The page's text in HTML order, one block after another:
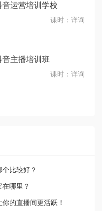
音运营培训学校
课时： 详询
音主播培训班
课时： 详询
比较好？
哪里？
的直播间更活跃！